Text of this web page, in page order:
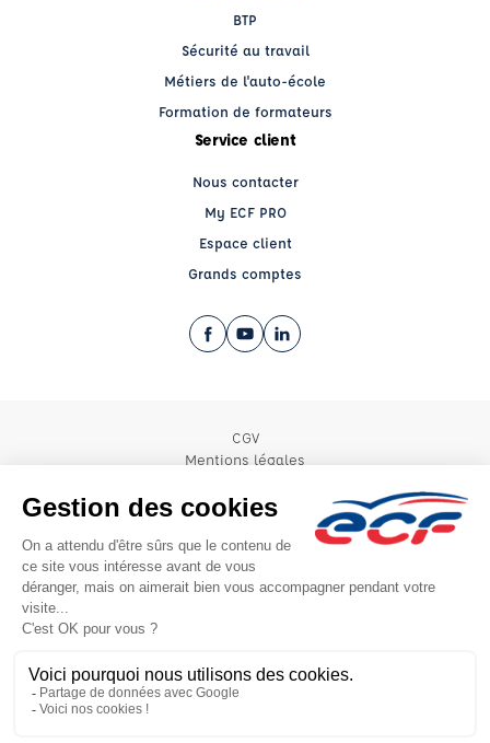
BTP
Sécurité au travail
Métiers de l'auto-école
Formation de formateurs
Service client
Nous contacter
My ECF PRO
Espace client
Grands comptes
Facebook (nouvelle fenêtre)
YouTube (nouvelle fenêtre)
LinkedIn (nouvelle fenêtre)
CGV
Mentions légales
© 2026 École de Conduite Française. Tous droits réservés